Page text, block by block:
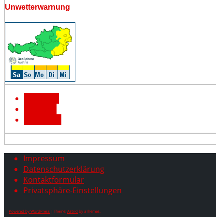
Unwetterwarnung
Impressum
Datenschutzerklärung
Kontaktformular
Privatsphäre-Einstellungen
Powered by WordPress | Theme:Astridby aThemes.